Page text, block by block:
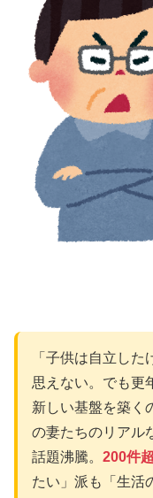
「子供は自立し
思えない。でも更
新しい基盤を築
の妻たちのリアル
話題沸騰。 200件超
たい」派も「生活